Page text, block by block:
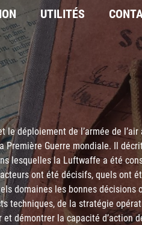
UTILITÉS
le déploiement de l’armée de l’air
Première Guerre mondiale. Il
lesquelles la Luftwaffe a été
ont été décisifs, quels ont
domaines les bonnes décisions
techniques, de la stratégie
démontrer la capacité d’action